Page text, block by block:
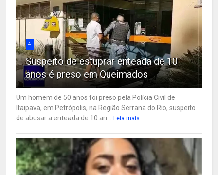
4
Suspeito de estuprar enteada de 10
anos é preso em Queimados
Um homem de 50 anos foi preso pela Polícia Civil de
Itaipava, em Petrópolis, na Região Serrana do Rio, suspeito
de abusar a enteada de 10 an...
Leia mais